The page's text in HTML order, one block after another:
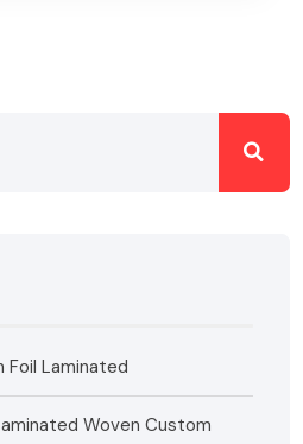
Foil Laminated
Woven Custom